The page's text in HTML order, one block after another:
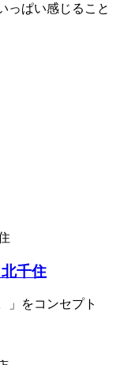
っぱい感じること
千住
」をコンセプト